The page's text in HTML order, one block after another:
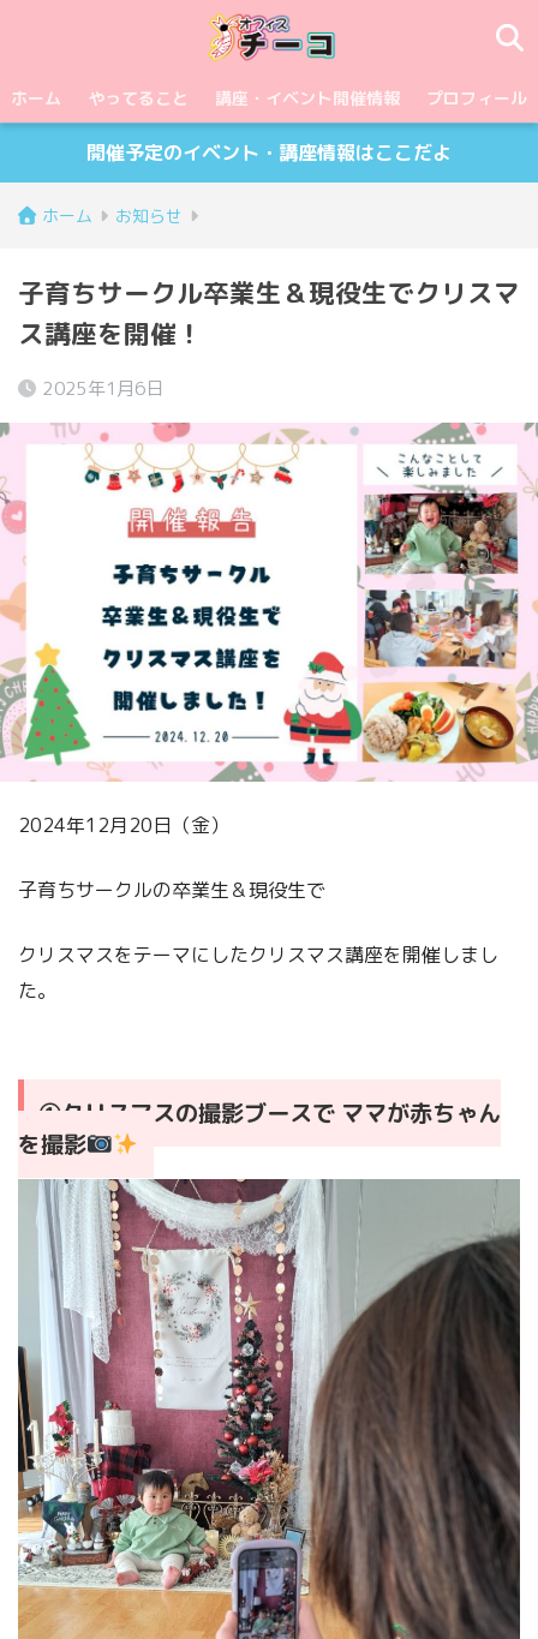
ホーム やってること 講座・イベント開催情報 プロフィール
開催予定のイベント・講座情報はここだよ
ホーム お知らせ
子育ちサークル卒業生＆現役生でクリスマ
ス講座を開催！
2025年1月6日
2024年12月20日（金）
子育ちサークルの卒業生＆現役生で
クリスマスをテーマにしたクリスマス講座を開催しまし
た。
①クリスマスの撮影ブースで ママが赤ちゃん
を撮影